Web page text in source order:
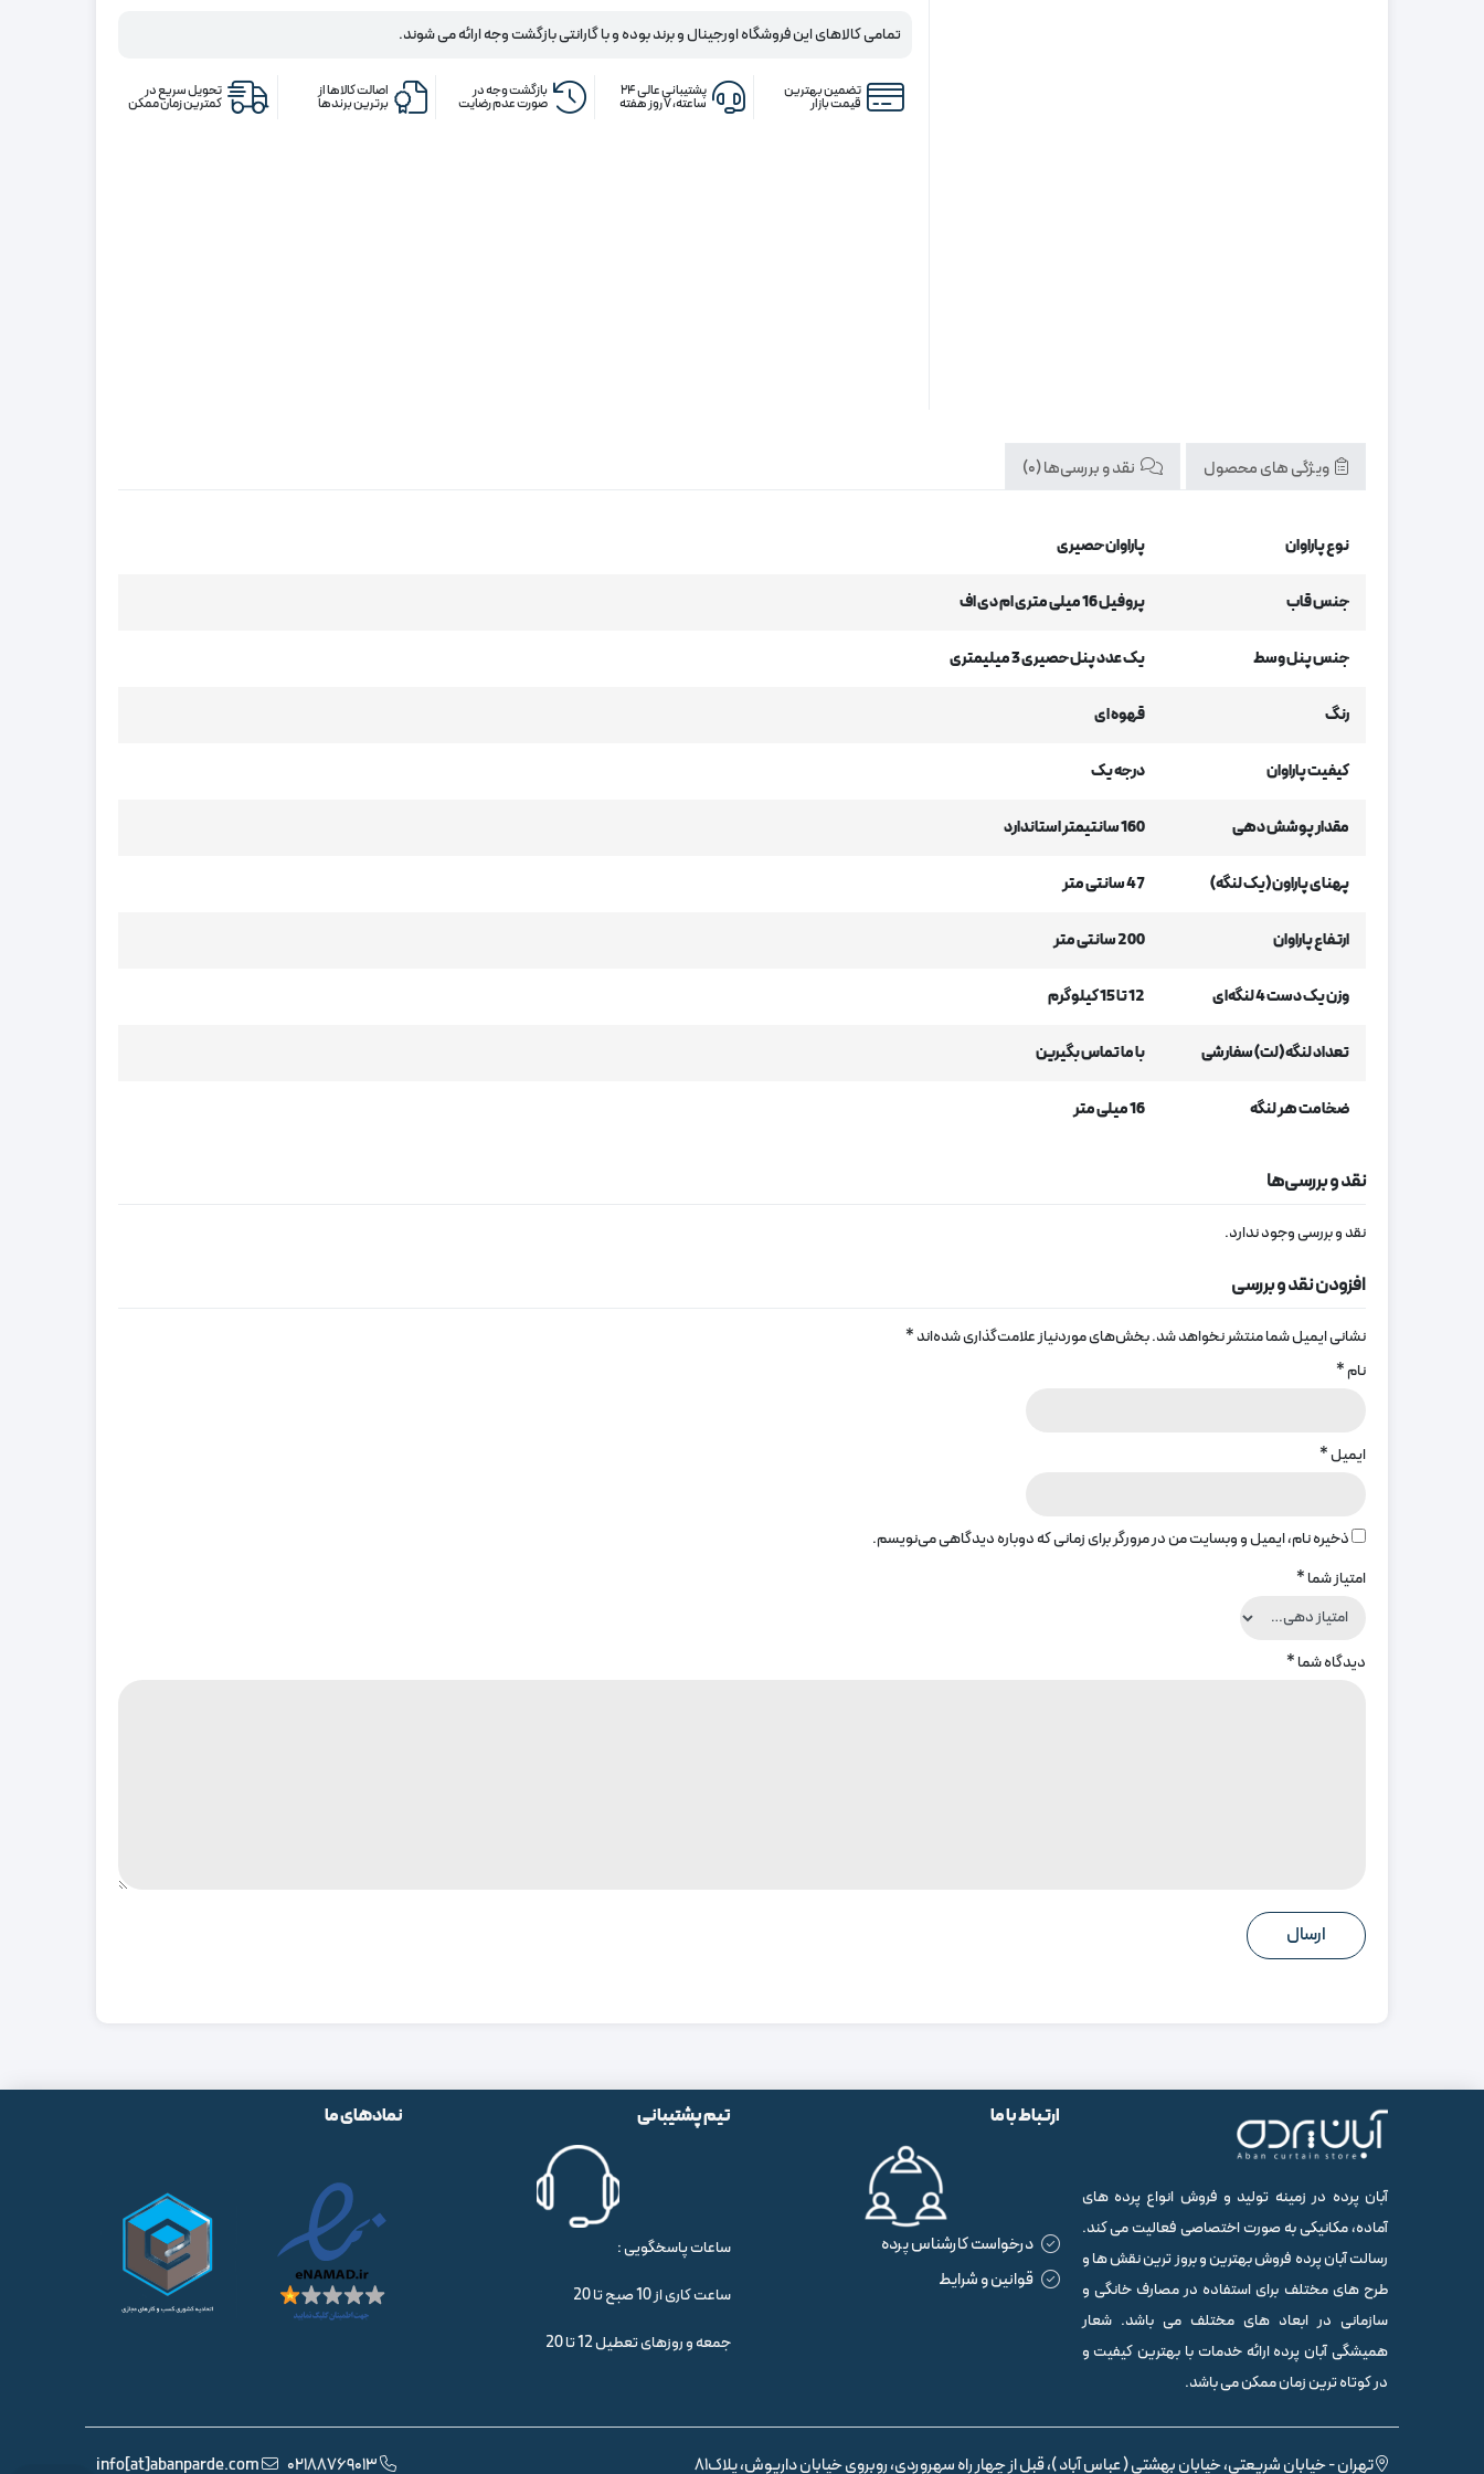
تمامی کالاهای این فروشگاه اورجینال و برند بوده و با گارانتی بازگشت وجه ارائه می شوند.
تضمین بهترین
قیمت بازار
پشتیبانی عالی ۲۴
ساعته، ۷ روز هفته
بازگشت وجه در
صورت عدم رضایت
اصالت کالاها از
برترین برندها
تحویل سریع در
کمترین زمان ممکن
ویژگی های محصول نقد و بررسی‌ها (0)
نوع پاراوان پاراوان حصیری
جنس قاب پروفیل 16 میلی متری ام دی اف
جنس پنل وسط یک عدد پنل حصیری 3 میلیمتری
رنگ قهوه ای
کیفیت پاراوان درجه یک
مقدار پوشش دهی 160 سانتیمتر استاندارد
پهنای پاراون (یک لنگه) 47 سانتی متر
ارتفاع پاراوان 200 سانتی متر
وزن یک دست 4 لنگه‌ای 12 تا 15 کیلوگرم
تعداد لنگه (لت) سفارشی با ما تماس بگیرین
ضخامت هر لنگه 16 میلی متر
نقد و بررسی‌ها
نقد و بررسی وجود ندارد.
افزودن نقد و بررسی
نشانی ایمیل شما منتشر نخواهد شد.بخش‌های موردنیاز علامت‌گذاری شده‌اند*
نام*
ایمیل*
ذخیره نام، ایمیل و وبسایت من در مرورگر برای زمانی که دوباره دیدگاهی می‌نویسم.
امتیاز شما*
دیدگاه شما*
آبان پرده در زمینه تولید و فروش انواع پرده های
آماده، مکانیکی به صورت اختصاصی فعالیت می کند.
رسالت آبان پرده فروش بهترین و بروز ترین نقش ها و
طرح های مختلف برای استفاده در مصارف خانگی و
سازمانی در ابعاد های مختلف می باشد. شعار
همیشگی آبان پرده ارائه خدمات با بهترین کیفیت و
در کوتاه ترین زمان ممکن می باشد.
ارتباط با ما
درخواست کارشناس پرده
قوانین و شرایط
تیم پشتیبانی
ساعات پاسخگویی :
ساعت کاری از 10 صبح تا 20
جمعه و روزهای تعطیل 12 تا 20
نمادهای ما
تهران - خیابان شریعتی، خیابان بهشتی ( عباس آباد )، قبل از چهار راه سهروردی، روبروی خیابان داریوش، پلاک81 02188769013
info[at]abanparde.com